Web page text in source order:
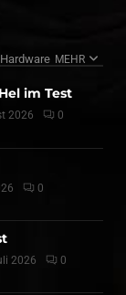
Hardware MEHR
im Test
2026 0
0
2026 0